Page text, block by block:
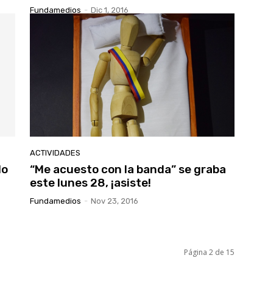
Fundamedios - Dic 1, 2016
ACTIVIDADES
“Me acuesto con la banda” se graba
este lunes 28, ¡asiste!
Fundamedios - Nov 23, 2016
Página 2 de 15